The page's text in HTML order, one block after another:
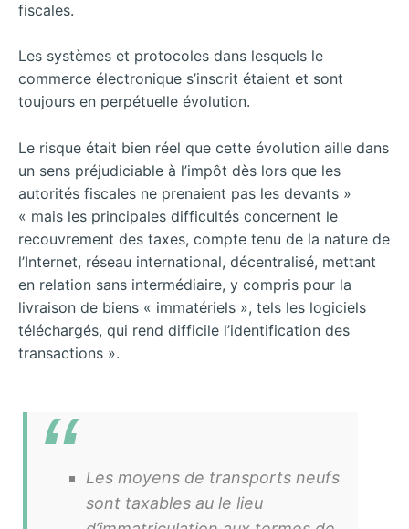
fiscales.
Les systèmes et protocoles dans lesquels le
commerce électronique s’inscrit étaient et sont
toujours en perpétuelle évolution.
Le risque était bien réel que cette évolution aille dans
un sens préjudiciable à l’impôt dès lors que les
autorités fiscales ne prenaient pas les devants »
« mais les principales difficultés concernent le
recouvrement des taxes, compte tenu de la nature de
l’Internet, réseau international, décentralisé, mettant
en relation sans intermédiaire, y compris pour la
livraison de biens « immatériels », tels les logiciels
téléchargés, qui rend difficile l’identification des
transactions ».
Les moyens de transports neufs
sont taxables au le lieu